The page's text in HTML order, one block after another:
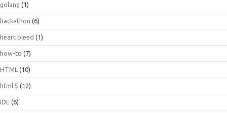
golang (1)
hackathon (6)
heart bleed (1)
how-to (7)
HTML (10)
html 5 (12)
IDE (6)